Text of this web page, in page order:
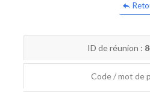
ID de réunion :
Code / mot de